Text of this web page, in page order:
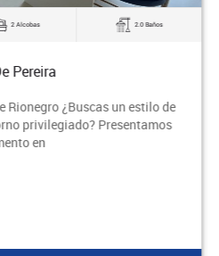
3 Alcobas
Ana
de vida que mereces en el corazón de
un hogar que te brinde
a una amplia gama de servi